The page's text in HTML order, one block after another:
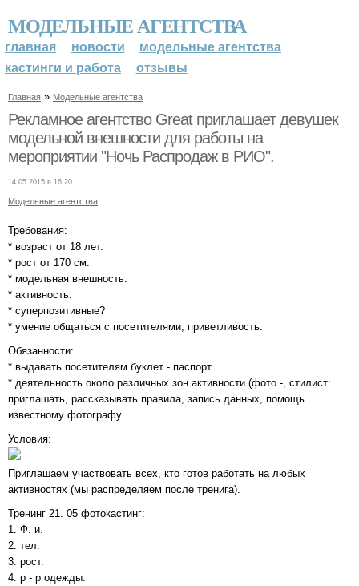
МОДЕЛЬНЫЕ АГЕНТСТВА
главная новости
модельные агентства
кастинги и работа
отзывы
Главная » Модельные агентства
Рекламное агентство Great приглашает девушек
модельной внешности для работы на
мероприятии "Ночь Распродаж в РИО".
14.05.2015 в 16:20
Модельные агентства
Требования:
* возраст от 18 лет.
* рост от 170 см.
* модельная внешность.
* активность.
* суперпозитивные?
* умение общаться с посетителями, приветливость.
Обязанности:
* выдавать посетителям буклет - паспорт.
* деятельность около различных зон активности (фото -, стилист:
приглашать, рассказывать правила, запись данных, помощь
известному фотографу.
Условия:
Приглашаем участвовать всех, кто готов работать на любых
активностях (мы распределяем после тренига).
Тренинг 21. 05 фотокастинг:
1. Ф. и.
2. тел.
3. рост.
4. р - р одежды.